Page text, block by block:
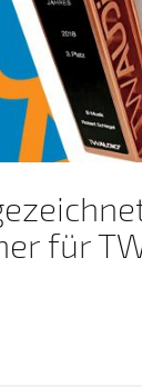
für